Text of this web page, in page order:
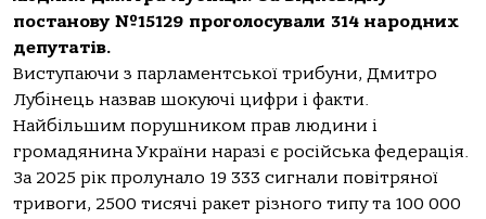
постанову №15129 проголосували 314 народних
депутатів.
Виступаючи з парламентської трибуни, Дмитро
Лубінець назвав шокуючі цифри і факти.
Найбільшим порушником прав людини і
громадянина України наразі є російська федерація.
За 2025 рік пролунало 19 333 сигнали повітряної
тривоги, 2500 тисячі ракет різного типу та 100 000